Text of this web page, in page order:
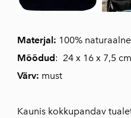
Materjal: 100% naturaalne
Mõõdud: 24 x 16 x 7,5
Värv: must
Kaunis kokkupandav